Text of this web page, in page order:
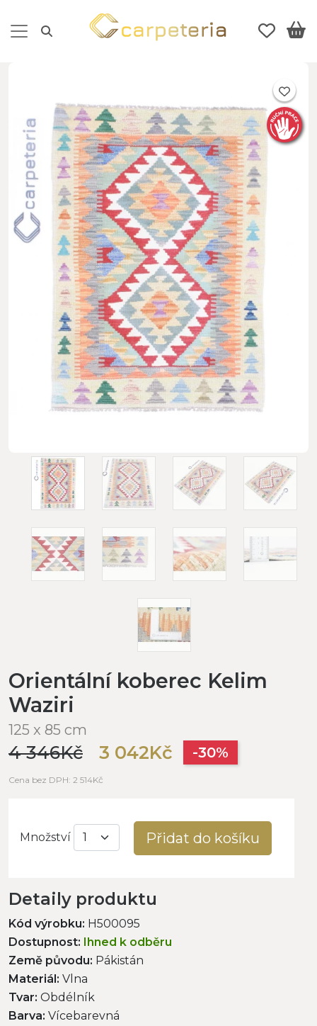
Orientální koberec Kelim
Waziri
125 x 85 cm
4 346Kč 3 042Kč -30%
Cena bez DPH: 2 514Kč
Množství Přidat do košíku
Detaily produktu
Kód výrobku: H500095
Dostupnost: Ihned k odběru
Země původu: Pákistán
Materiál: Vlna
Tvar: Obdélník
Barva: Vícebarevná